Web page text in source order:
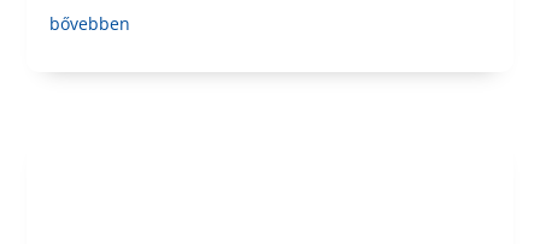
bővebben